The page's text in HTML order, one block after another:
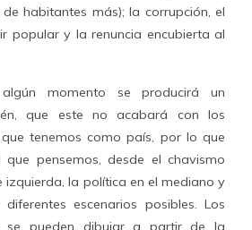
habitantes más); la corrupción, el
popular y la renuncia encubierta al
momento se producirá un
que este no acabará con los
tenemos como país, por lo que
que pensemos, desde el chavismo
izquierda, la política en el mediano y
escenarios posibles. Los
se pueden dibujar a partir de la